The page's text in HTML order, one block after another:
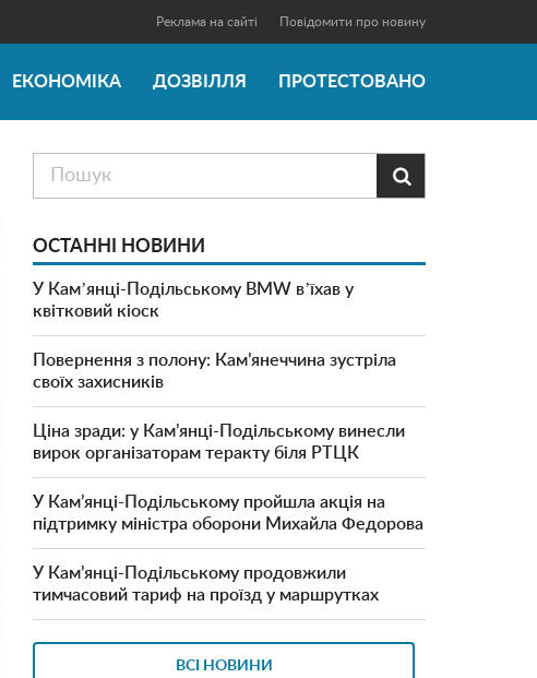
Реклама на сайті Повідомити про новину
ЕКОНОМІКА ДОЗВІЛЛЯ ПРОТЕСТОВАНО

ОСТАННІ НОВИНИ
У Камʼянці-Подільському BMW вʼїхав у
квітковий кіоск
Повернення з полону: Кам’янеччина зустріла
своїх захисників
Ціна зради: у Кам’янці-Подільському винесли
вирок організаторам теракту біля РТЦК
У Кам’янці-Подільському пройшла акція на
підтримку міністра оборони Михайла Федорова
У Кам’янці-Подільському продовжили
тимчасовий тариф на проїзд у маршрутках
ВСІ НОВИНИ